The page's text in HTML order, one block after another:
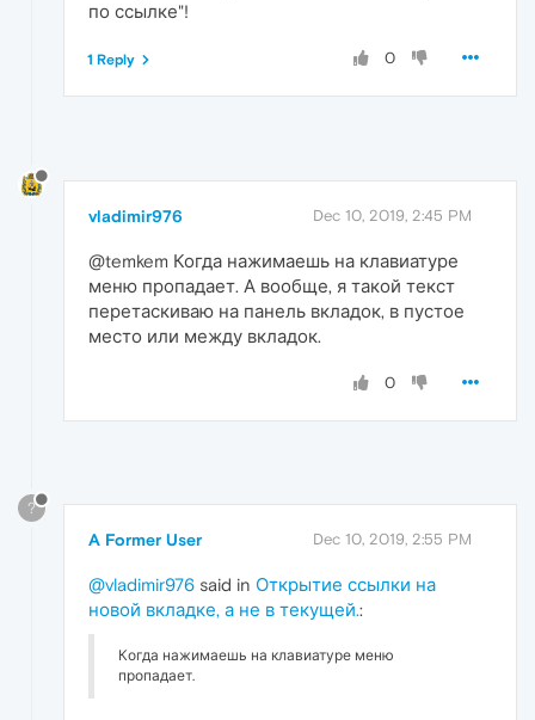
по ссылке"!
0
1 Reply
vladimir976 Dec 10, 2019, 2:45 PM
@temkem Когда нажимаешь на клавиатуре
меню пропадает. А вообще, я такой текст
перетаскиваю на панель вкладок, в пустое
место или между вкладок.
0
?
A Former User Dec 10, 2019, 2:55 PM
@vladimir976 said in Открытие ссылки на
новой вкладке, а не в текущей.:
Когда нажимаешь на клавиатуре меню
пропадает.